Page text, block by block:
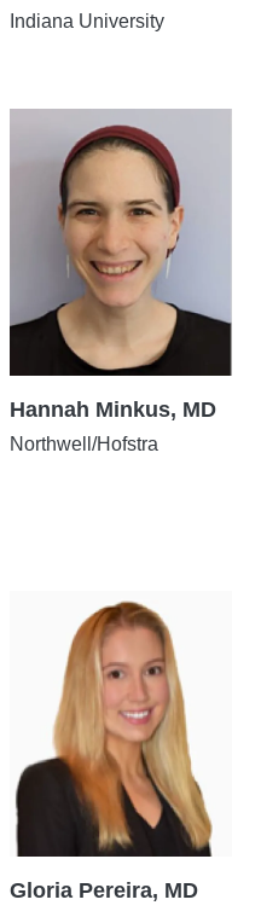
Indiana University
Hannah Minkus, MD
Northwell/Hofstra
Gloria Pereira, MD